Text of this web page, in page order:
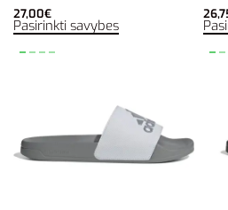
27,00€
Pasirinkti savybes